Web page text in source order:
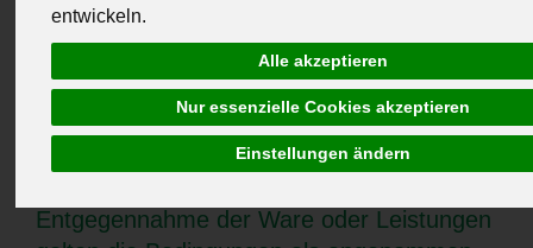
entwickeln.
Alle akzeptieren
Nur essenzielle Cookies akzeptieren
Einstellungen ändern
Unsere Lieferungen und Leistungen
erfolgen ausschließlich Aufgrund unserer
AGB. Diese sind für alle
Geschäftsbeziehungen gültig, selbst wenn
sie nicht nochmal ausdrücklich vereinbart
Entgegennahme der Ware oder Leistungen